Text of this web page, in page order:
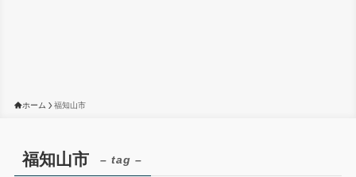
ホーム 福知山市
福知山市 – tag –